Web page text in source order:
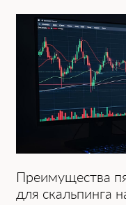
Преимущества
для скальпинга͏